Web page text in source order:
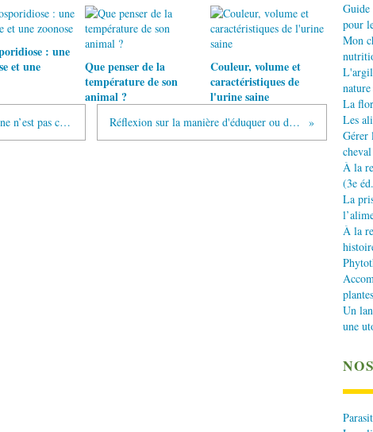
: une
et une
Que penser de la
température de son
animal ?
Couleur, volume et
caractéristiques de
l'urine saine
Le pouvoir échauffant de l’avoine n’est pas celui qu’on pense ! Réflexion sur la manière d'éduquer ou de dresser un chat
Guide
pour
Mon
La
Les
Gérer
cheval
À la
(3e
La
À la
plantes
Un
une